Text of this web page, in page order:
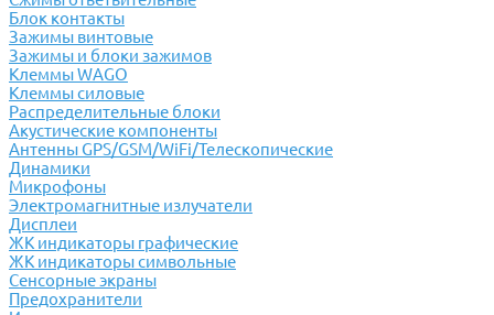
Блок контакты
Зажимы винтовые
Зажимы и блоки зажимов
Клеммы WAGO
Клеммы силовые
Распределительные блоки
Акустические компоненты
Антенны GPS/GSM/WiFi/Телескопические
Динамики
Микрофоны
Электромагнитные излучатели
Дисплеи
ЖК индикаторы графические
ЖК индикаторы символьные
Сенсорные экраны
Предохранители